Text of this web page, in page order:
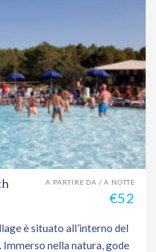
A PARTIRE DA / A NOTTE
€52
è situato all’interno del
nella natura, gode